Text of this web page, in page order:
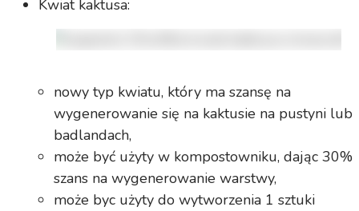
Kwiat kaktusa:
nowy typ kwiatu, który ma szansę na
wygenerowanie się na kaktusie na pustyni lub
badlandach,
może być użyty w kompostowniku, dając 30%
szans na wygenerowanie warstwy,
może byc użyty do wytworzenia 1 sztuki